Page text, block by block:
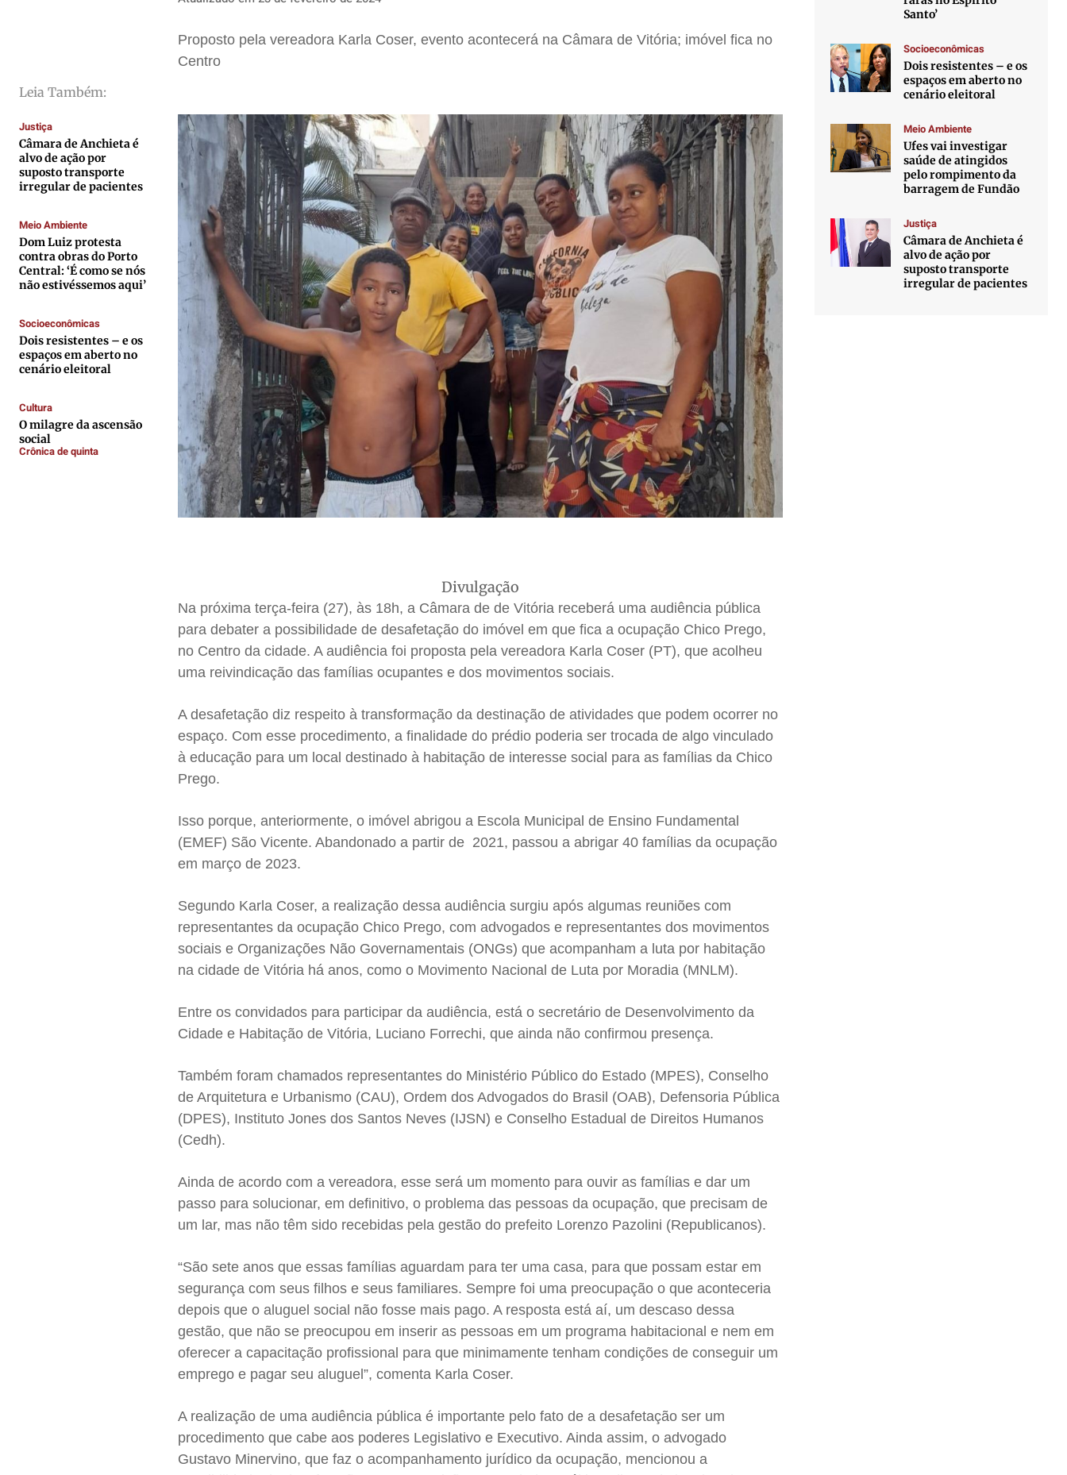
Economia
Colunas
Caetano Roque
Gustavo Bastos
Wanda Sily
Publicidade Legal
Quem Somos
Contato
Anuncie
Economia
Colunas
Caetano Roque
Gustavo Bastos
Wanda Sily
Publicidade Legal
Quem Somos
Contato
Anuncie
Economia
Colunas
Caetano Roque
Gustavo Bastos
Wanda Sily
Publicidade Legal
Quem Somos
Contato
Anuncie
Economia
Colunas
Caetano Roque
Gustavo Bastos
Wanda Sily
Publicidade Legal
Quem Somos
Contato
Anuncie
Leia Também:
Justiça
Câmara de Anchieta é
alvo de ação por
suposto transporte
irregular de pacientes
Meio Ambiente
Dom Luiz protesta
contra obras do Porto
Central: ‘É como se nós
não estivéssemos aqui’
Socioeconômicas
Dois resistentes – e os
espaços em aberto no
cenário eleitoral
Cultura
O milagre da ascensão
social
Crônica de quinta
Proposto pela vereadora Karla Coser, evento acontecerá na Câmara de Vitória; imóvel fica no
Centro
Divulgação
Na próxima terça-feira (27), às 18h, a Câmara de de Vitória receberá uma audiência pública
para debater a possibilidade de desafetação do imóvel em que fica a ocupação Chico Prego,
no Centro da cidade. A audiência foi proposta pela vereadora Karla Coser (PT), que acolheu
uma reivindicação das famílias ocupantes e dos movimentos sociais.
A desafetação diz respeito à transformação da destinação de atividades que podem ocorrer no
espaço. Com esse procedimento, a finalidade do prédio poderia ser trocada de algo vinculado
à educação para um local destinado à habitação de interesse social para as famílias da Chico
Prego.
Isso porque, anteriormente, o imóvel abrigou a Escola Municipal de Ensino Fundamental
(EMEF) São Vicente. Abandonado a partir de 2021, passou a abrigar 40 famílias da ocupação
em março de 2023.
Segundo Karla Coser, a realização dessa audiência surgiu após algumas reuniões com
representantes da ocupação Chico Prego, com advogados e representantes dos movimentos
sociais e Organizações Não Governamentais (ONGs) que acompanham a luta por habitação
na cidade de Vitória há anos, como o Movimento Nacional de Luta por Moradia (MNLM).
Entre os convidados para participar da audiência, está o secretário de Desenvolvimento da
Cidade e Habitação de Vitória, Luciano Forrechi, que ainda não confirmou presença.
Também foram chamados representantes do Ministério Público do Estado (MPES), Conselho
de Arquitetura e Urbanismo (CAU), Ordem dos Advogados do Brasil (OAB), Defensoria Pública
(DPES), Instituto Jones dos Santos Neves (IJSN) e Conselho Estadual de Direitos Humanos
(Cedh).
Ainda de acordo com a vereadora, esse será um momento para ouvir as famílias e dar um
passo para solucionar, em definitivo, o problema das pessoas da ocupação, que precisam de
um lar, mas não têm sido recebidas pela gestão do prefeito Lorenzo Pazolini (Republicanos).
“São sete anos que essas famílias aguardam para ter uma casa, para que possam estar em
segurança com seus filhos e seus familiares. Sempre foi uma preocupação o que aconteceria
depois que o aluguel social não fosse mais pago. A resposta está aí, um descaso dessa
gestão, que não se preocupou em inserir as pessoas em um programa habitacional e nem em
oferecer a capacitação profissional para que minimamente tenham condições de conseguir um
emprego e pagar seu aluguel”, comenta Karla Coser.
A realização de uma audiência pública é importante pelo fato de a desafetação ser um
procedimento que cabe aos poderes Legislativo e Executivo. Ainda assim, o advogado
Gustavo Minervino, que faz o acompanhamento jurídico da ocupação, mencionou a
Santo’
Socioeconômicas
Dois resistentes – e os
espaços em aberto no
cenário eleitoral
Meio Ambiente
Ufes vai investigar
saúde de atingidos
pelo rompimento da
barragem de Fundão
Justiça
Câmara de Anchieta é
alvo de ação por
suposto transporte
irregular de pacientes